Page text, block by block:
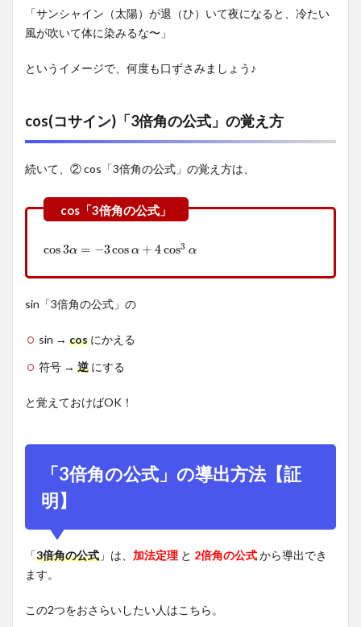
3
倍角
の使
い方
題】
(1)
の値
め
よ。
(2)
cos
cos
θ
め
【ま
と
め】
関数
「3
倍角
式」
「サンシャイン（太陽）が退（ひ）いて夜になると、冷たい
風が吹いて体に染みるな〜」
というイメージで、何度も口ずさみましょう♪
cos(コサイン)「3倍角の公式」の覚え方
続いて、② cos「3倍角の公式」の覚え方は、
cos3α = −3cos α + 4cos3 α
cos3α =− 3cosα+4 cos3α
sin「3倍角の公式」の
sin → cos にかえる
符号 → 逆 にする
と覚えておけばOK！
「3倍角の公式」の導出方法【証
明】
「3倍角の公式 」は、 加法定理 と 2倍角の公式から導出でき
ます。
この2つをおさらいしたい人はこちら。